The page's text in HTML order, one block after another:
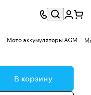
Мото аккумуляторы AGM
В корзину